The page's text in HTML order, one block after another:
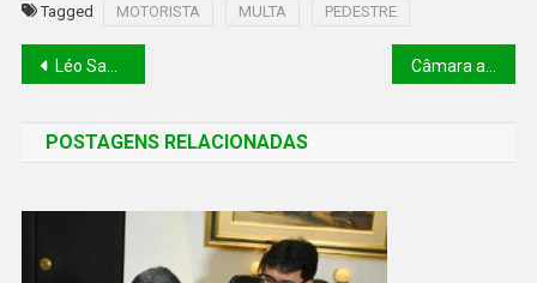
Tagged MOTORISTA MULTA PEDESTRE
Léo Santana vai a Uganda conhecer grupo de crianças dançarinas
POSTAGENS RELACIONADAS